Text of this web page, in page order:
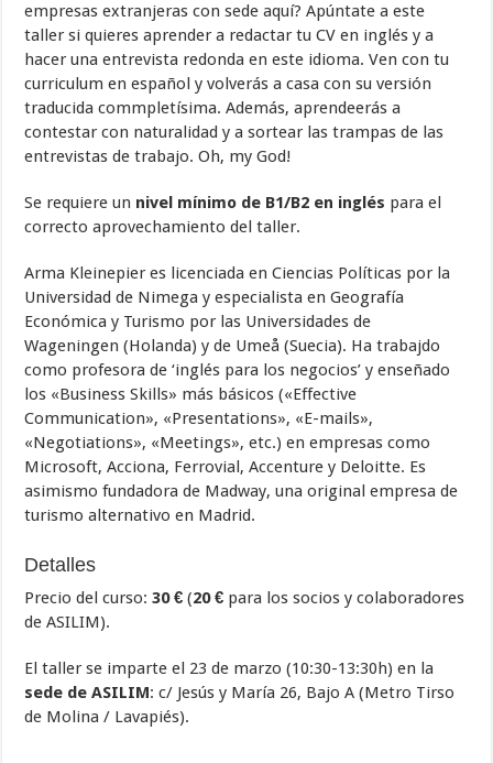
empresas extranjeras con sede aquí? Apúntate a este
taller si quieres aprender a redactar tu CV en inglés y a
hacer una entrevista redonda en este idioma. Ven con tu
curriculum en español y volverás a casa con su versión
traducida commpletísima. Además, aprendeerás a
contestar con naturalidad y a sortear las trampas de las
entrevistas de trabajo. Oh, my God!
Se requiere un nivel mínimo de B1/B2 en inglés para el
correcto aprovechamiento del taller.
Arma Kleinepier es licenciada en Ciencias Políticas por la
Universidad de Nimega y especialista en Geografía
Económica y Turismo por las Universidades de
Wageningen (Holanda) y de Umeå (Suecia). Ha trabajdo
como profesora de ‘inglés para los negocios’ y enseñado
los «Business Skills» más básicos («Effective
Communication», «Presentations», «E-mails»,
«Negotiations», «Meetings», etc.) en empresas como
Microsoft, Acciona, Ferrovial, Accenture y Deloitte. Es
asimismo fundadora de Madway, una original empresa de
turismo alternativo en Madrid.
Detalles
Precio del curso:30 € (20 € para los socios y colaboradores
de ASILIM).
El taller se imparte el 23 de marzo (10:30-13:30h) en la
sede de ASILIM: c/ Jesús y María 26, Bajo A (Metro Tirso
de Molina / Lavapiés).